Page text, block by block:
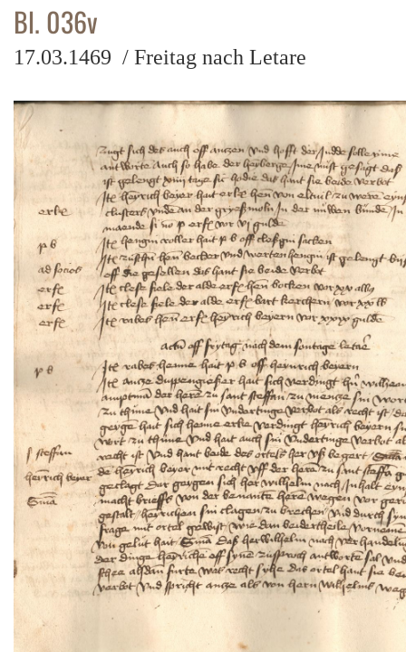
Bl. 036v
17.03.1469 / Freitag nach Letare